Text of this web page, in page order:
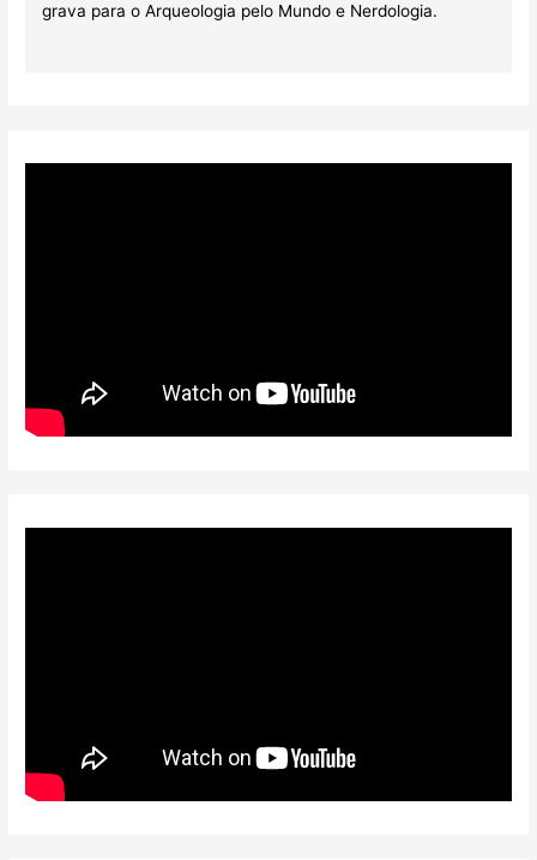
grava para o Arqueologia pelo Mundo e Nerdologia.